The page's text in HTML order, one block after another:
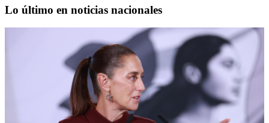
Lo último en noticias nacionales